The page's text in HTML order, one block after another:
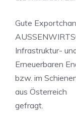
Gute
Infrastruktur-
Erneuerbaren
bzw. im
aus Österreich
gefragt.